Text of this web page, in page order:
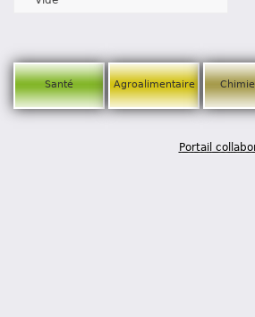
Santé Agroalimentaire
Portail